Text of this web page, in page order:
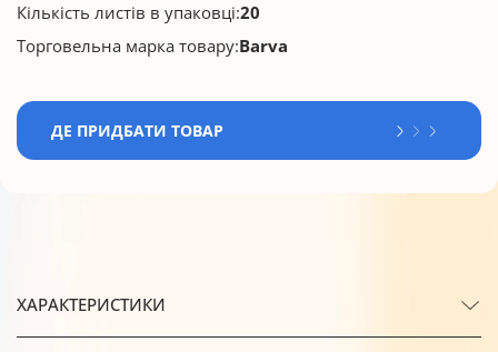
Кількість листів в упаковці:20
Торговельна марка товару:Barva
ДЕ ПРИДБАТИ ТОВАР
ХАРАКТЕРИСТИКИ